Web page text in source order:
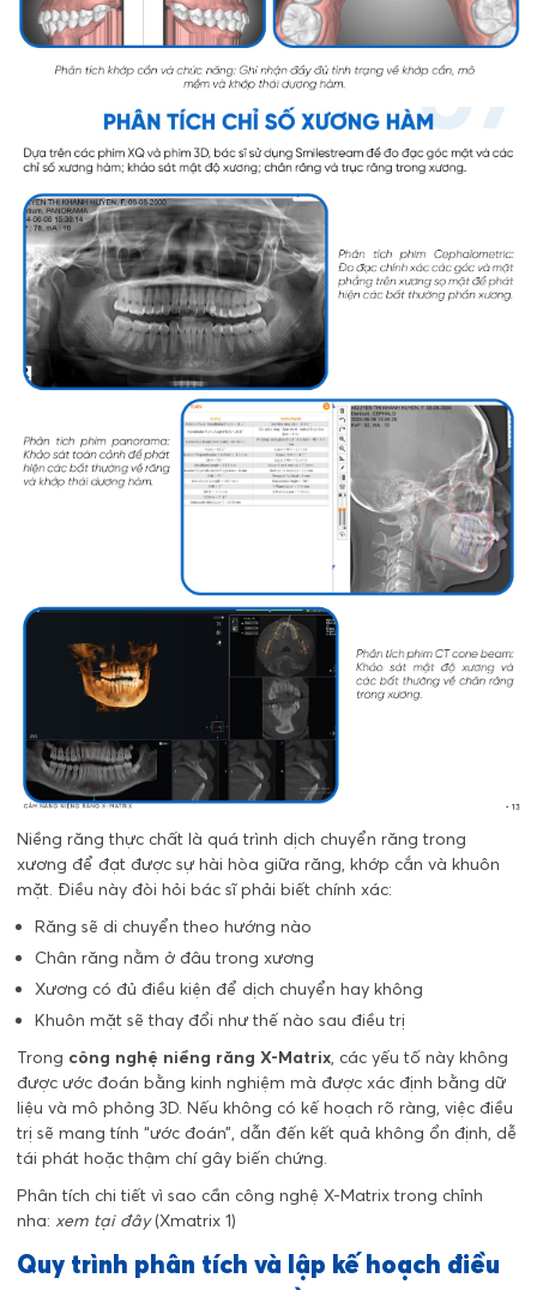
Niềng răng thực chất là quá trình dịch chuyển răng trong
xương để đạt được sự hài hòa giữa răng, khớp cắn và khuôn
mặt. Điều này đòi hỏi bác sĩ phải biết chính xác:
Răng sẽ di chuyển theo hướng nào
Chân răng nằm ở đâu trong xương
Xương có đủ điều kiện để dịch chuyển hay không
Khuôn mặt sẽ thay đổi như thế nào sau điều trị
Trong công nghệ niềng răng X-Matrix, các yếu tố này không
được ước đoán bằng kinh nghiệm mà được xác định bằng dữ
liệu và mô phỏng 3D. Nếu không có kế hoạch rõ ràng, việc điều
trị sẽ mang tính “ước đoán”, dẫn đến kết quả không ổn định, dễ
tái phát hoặc thậm chí gây biến chứng.
Phân tích chi tiết vì sao cần công nghệ X-Matrix trong chỉnh
nha: xem tại đây(Xmatrix 1)
Quy trình phân tích và lập kế hoạch điều